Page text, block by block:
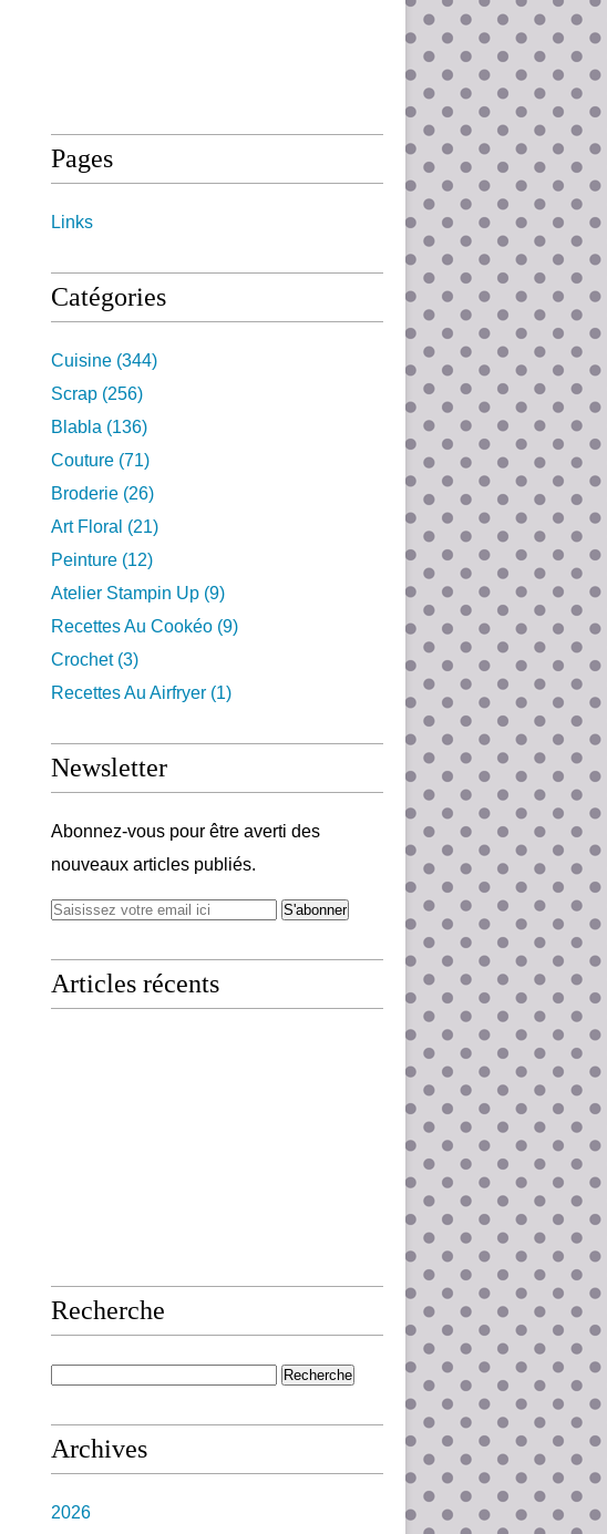
Pages
Links
Catégories
Cuisine (344)
Scrap (256)
Blabla (136)
Couture (71)
Broderie (26)
Art Floral (21)
Peinture (12)
Atelier Stampin Up (9)
Recettes Au Cookéo (9)
Crochet(3)
Recettes Au Airfryer (1)
Newsletter
Abonnez-vous pour être averti des
nouveaux articles publiés.
Articles récents
Recherche
Archives
2026